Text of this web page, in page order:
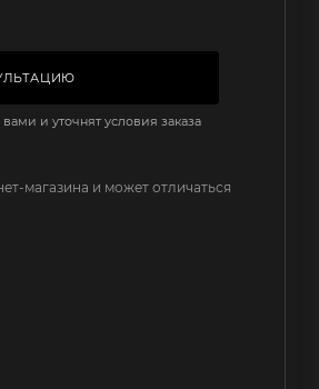
и уточнят условия заказа
магазина и может отличаться